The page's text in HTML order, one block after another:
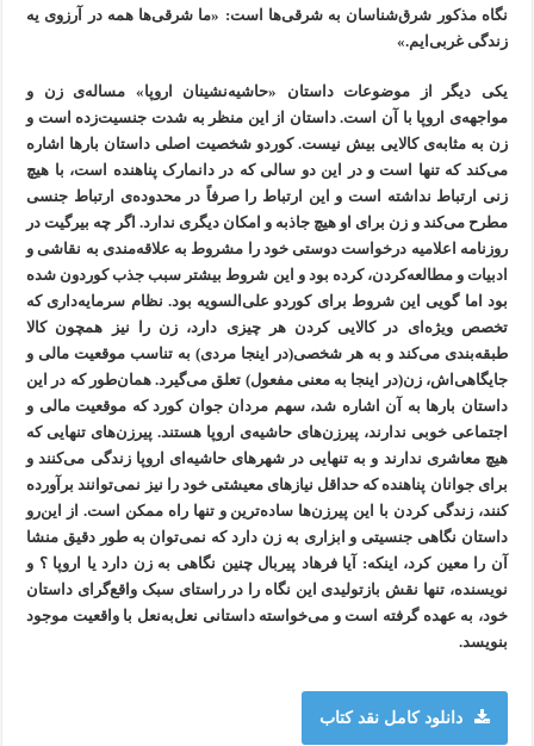
نگاه مذکور شرق‌شناسان به شرقی‌ها است: «ما شرقی‌ها همه در آرزوی یه
زندگی غربی‌ایم.»
یکی دیگر از موضوعات داستان «حاشیه‌نشینان اروپا» مساله‌‌ی زن و
مواجهه‌ی اروپا با آن است. داستان از این منظر به شدت جنسیت‌زده است و
زن به مثابه‌ی کالایی بیش نیست. کوردو شخصیت اصلی داستان بارها اشاره
می‌کند که تنها است و در این دو سالی که در دانمارک پناهنده است، با هیچ
زنی ارتباط نداشته است و این ارتباط را صرفاً در محدوده‌ی ارتباط جنسی
مطرح می‌کند و زن برای او هیچ جاذبه‌ و امکان دیگری ندارد. اگر چه بیرگیت در
روزنامه اعلامیه درخواست دوستی خود را مشروط به علاقه‌مندی به نقاشی و
ادبیات و مطالعه‌کردن، کرده بود و این شروط بیشتر سبب جذب کوردون شده
بود اما گویی این شروط برای کوردو علی‌السویه بود. نظام سرمایه‌داری که
تخصص ویژه‌ای در کالایی کردن هر چیزی دارد، زن را نیز همچون کالا
طبقه‌بندی می‌کند و به هر شخصی(در اینجا مردی) به تناسب موقعیت مالی و
جایگاهی‌اش، زن(در اینجا به معنی مفعول) تعلق می‌گیرد. همان‌طور که در این
داستان بارها به آن اشاره شد، سهم مردان جوان کورد که موقعیت مالی و
اجتماعی خوبی ندارند، پیرزن‌های حاشیه‌ی اروپا هستند. پیرزن‌های تنهایی که
هیچ معاشری ندارند و به تنهایی در شهرهای حاشیه‌ای اروپا زندگی می‌کنند و
برای جوانان پناهنده که حداقل نیازهای معیشتی‌ خود را نیز نمی‌توانند برآورده
کنند، زندگی کردن با این پیرزن‌ها ساده‌ترین و تنها راه ممکن است. از این‌رو
داستان نگاهی جنسیتی و ابزاری به زن دارد که نمی‌توان به طور دقیق منشا
آن را معین کرد، اینکه: آیا فرهاد پیربال چنین نگاهی به زن دارد یا اروپا ؟ و
نویسنده، تنها نقش بازتولیدی این نگاه را در راستای سبک واقع‌گرای داستان
خود، به عهده گرفته است و می‌خواسته داستانی نعل‌به‌نعل با واقعیت موجود
بنویسد.
دانلود کامل نقد کتاب